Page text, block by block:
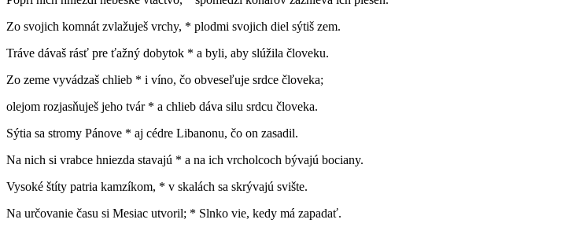
Zo svojich komnát zvlažuješ vrchy, * plodmi svojich diel sýtiš zem.
Tráve dávaš rásť pre ťažný dobytok * a byli, aby slúžila človeku.
Zo zeme vyvádzaš chlieb * i víno, čo obveseľuje srdce človeka;
olejom rozjasňuješ jeho tvár * a chlieb dáva silu srdcu človeka.
Sýtia sa stromy Pánove * aj cédre Libanonu, čo on zasadil.
Na nich si vrabce hniezda stavajú * a na ich vrcholcoch bývajú bociany.
Vysoké štíty patria kamzíkom, * v skalách sa skrývajú svište.
Na určovanie času si Mesiac utvoril; * Slnko vie, kedy má zapadať.